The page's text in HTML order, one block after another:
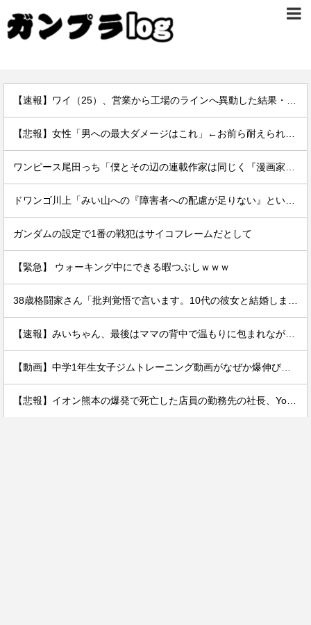
ガンダムの設定で1番の戦犯はサイコフレームだとして
【緊急】 ウォーキング中にできる暇つぶしｗｗｗ